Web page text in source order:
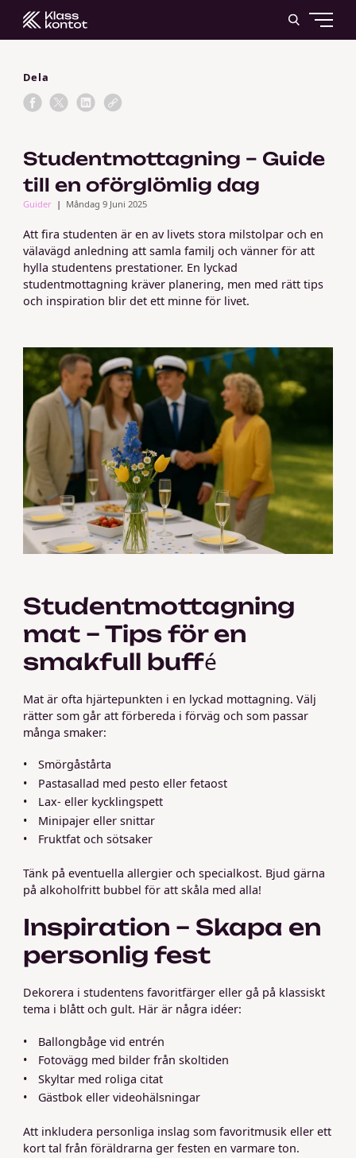
Dela
Studentmottagning – Guide
till en oförglömlig dag
Guider Måndag 9 Juni 2025
Att fira studenten är en av livets stora milstolpar och en
välavägd anledning att samla familj och vänner för att
hylla studentens prestationer. En lyckad
studentmottagning kräver planering, men med rätt tips
och inspiration blir det ett minne för livet.
Studentmottagning
mat – Tips för en
smakfull buffé
Mat är ofta hjärtepunkten i en lyckad mottagning. Välj
rätter som går att förbereda i förväg och som passar
många smaker:
Smörgåstårta
Pastasallad med pesto eller fetaost
Lax- eller kycklingspett
Minipajer eller snittar
Fruktfat och sötsaker
Tänk på eventuella allergier och specialkost. Bjud gärna
på alkoholfritt bubbel för att skåla med alla!
Inspiration – Skapa en
personlig fest
Dekorera i studentens favoritfärger eller gå på klassiskt
tema i blått och gult. Här är några idéer:
Ballongbåge vid entrén
Fotovägg med bilder från skoltiden
Skyltar med roliga citat
Gästbok eller videohälsningar
Att inkludera personliga inslag som favoritmusik eller ett
kort tal från föräldrarna ger festen en varmare ton.